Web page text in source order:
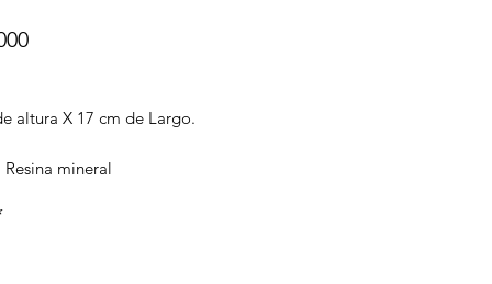
Precio
altura X 17 cm de Largo.
mineral